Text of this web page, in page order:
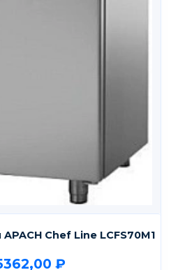
Chef Line LCFS70M1
₽